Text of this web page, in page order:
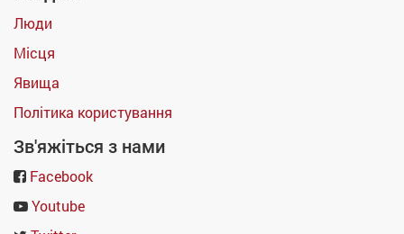
Люди
Місця
Явища
Політика користування
Зв'яжіться з нами
Facebook
Youtube